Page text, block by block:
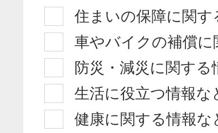
住まいの保障に関す
車やバイクの補償
防災・減災に関する
生活に役立つ情報な
健康に関する情報な